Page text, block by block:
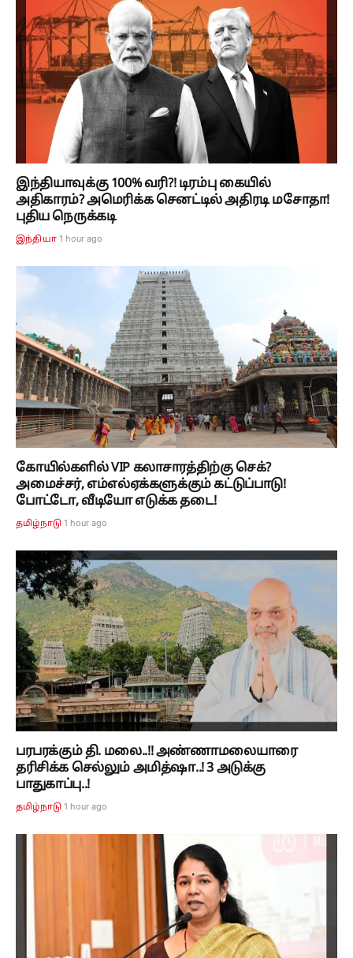
இந்தியாவுக்கு 100% வரி?! டிரம்பு கையில்
அதிகாரம்? அமெரிக்க செனட்டில் அதிரடி மசோதா!
புதிய நெருக்கடி
இந்தியா 1 hour ago
கோயில்களில் VIP கலாசாரத்திற்கு செக்?
அமைச்சர், எம்எல்ஏக்களுக்கும் கட்டுப்பாடு!
போட்டோ, வீடியோ எடுக்க தடை!
தமிழ்நாடு 1 hour ago
பரபரக்கும் தி. மலை..!! அண்ணாமலையாரை
தரிசிக்க செல்லும் அமித்ஷா..! 3 அடுக்கு
பாதுகாப்பு..!
தமிழ்நாடு 1 hour ago